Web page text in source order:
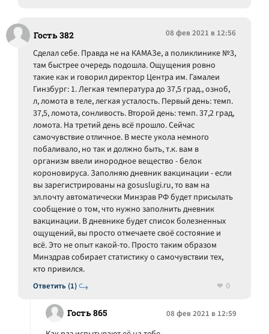
Гость 382 08 фев 2021 в 12:56
Ответить (1)
Сделал себе. Правда не на КАМАЗе, а поликлинике №3,
там быстрее очередь подошла. Ощущения ровно
такие как и говорил директор Центра им. Гамалеи
Гинзбург: 1. Легкая температура до 37,5 град., озноб,
л, ломота в теле, легкая усталость. Первый день: темп.
37,5, ломота, сонливость. Второй день: темп. 37,2 град,
ломота. На третий день всё прошло. Сейчас
самочувствие отличное. В месте укола немного
побаливало, но так и должно быть, т.к. вам в
организм ввели инородное вещество - белок
короновируса. Заполняю дневник вакцинации - если
вы зарегистрированы на gosuslugi.ru, то вам на
эл.почту автоматически Минзрав РФ будет присылать
сообщение о том, что нужно заполнить дневник
вакцинации. В дневнике будет список болезненных
ощущений, вы просто отмечаете своё состояние и
всё. Это не опыт какой-то. Просто таким образом
Минздрав собирает статистику о самочувствии тех,
кто привился.
0
Гость 865 08 фев 2021 в 12:59